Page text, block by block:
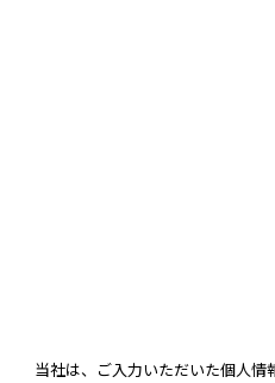
当社は、ご入力いただいた個人情